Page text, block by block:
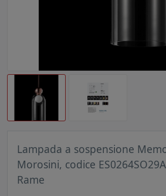
Lampada a sospensione
Morosini, codice
Rame